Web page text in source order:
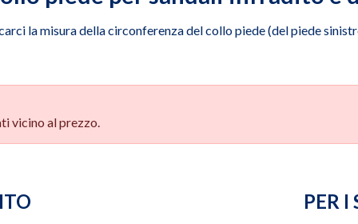
la misura della circonferenza del collo piede (del piede
vicino al prezzo.
PER